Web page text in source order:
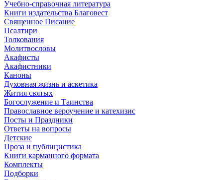
Учебно-справочная литература
Книги издательства Благовест
Священное Писание
Псалтири
Толкования
Молитвословы
Акафисты
Акафистники
Каноны
Духовная жизнь и аскетика
Жития святых
Богослужение и Таинства
Православное вероучение и катехизис
Посты и Праздники
Ответы на вопросы
Детские
Проза и публицистика
Книги карманного формата
Комплекты
Подборки